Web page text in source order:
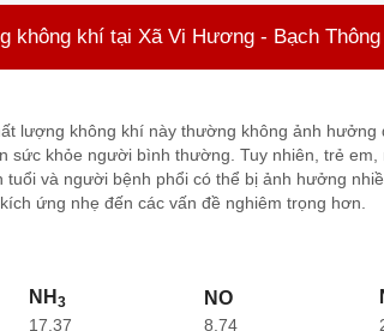
không khí tại Xã Vi Hương - Bạch Thông
lượng không khí này thường không ảnh hưởng
sức khỏe người bình thường. Tuy nhiên, trẻ em,
tuổi và người bệnh phổi có thể bị ảnh hưởng
ứng nhẹ đến các vấn đề nghiêm trọng hơn.
NH 3
17.37
NO
8.74